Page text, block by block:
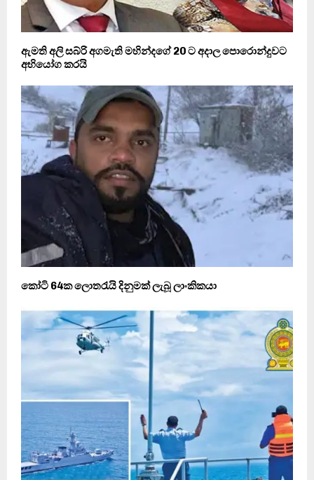
ඇමති අලි සබ්රි අගමැති මහින්දගේ 20 ට අදාල පොරොන්දුවට
අභියෝග කරයි
කෝටි 64ක ලොතරැයි දිනුමක් ලැබූ ලාංකිකයා